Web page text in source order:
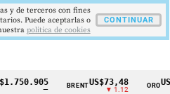
BRENTUS$73,48
▼ 1.12
ORO
y de terceros con fines
Puede aceptarlas o
politica de cookies
CONTINUAR